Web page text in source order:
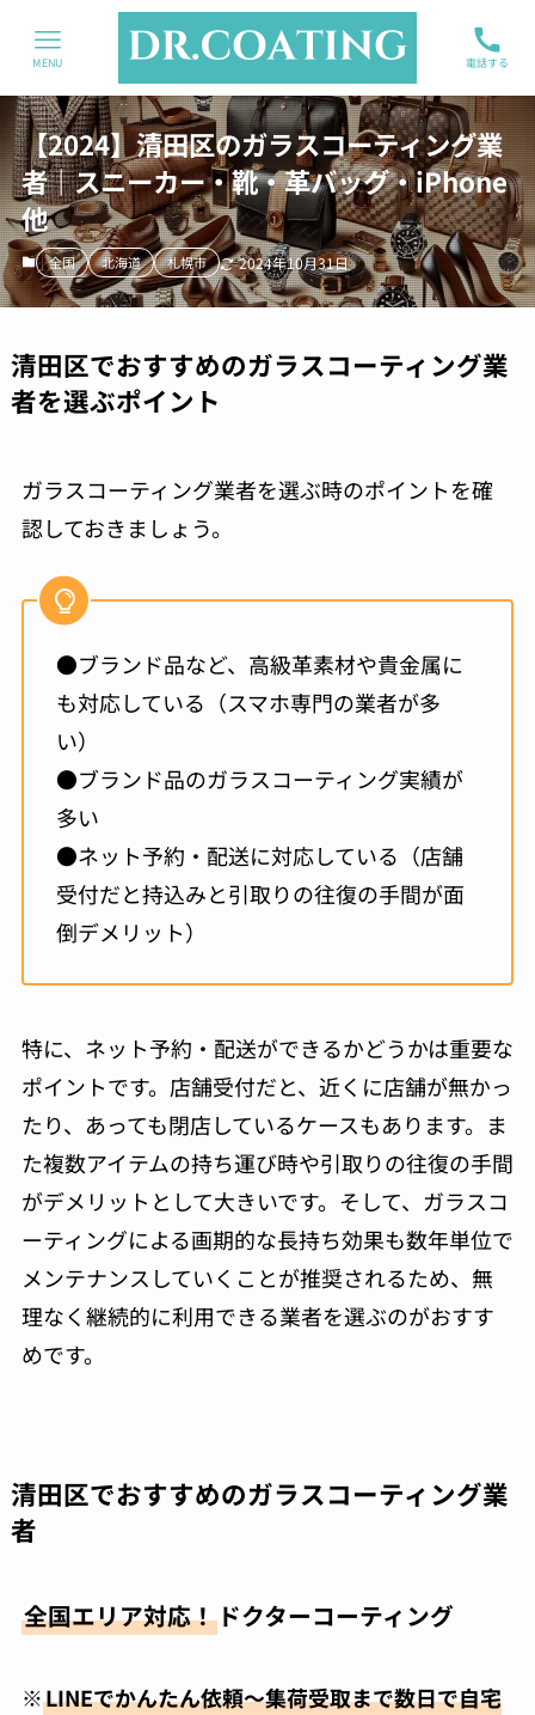
電話する
MENU
【2024】清田区のガラスコーティング業
者｜スニーカー・靴・革バッグ・iPhone
他
全国 北海道 札幌市 2024年10月31日
清田区でおすすめのガラスコーティング業
者を選ぶポイント
ガラスコーティング業者を選ぶ時のポイントを確
認しておきましょう。
●ブランド品など、高級革素材や貴金属に
も対応している（スマホ専門の業者が多
い）
●ブランド品のガラスコーティング実績が
多い
●ネット予約・配送に対応している（店舗
受付だと持込みと引取りの往復の手間が面
倒デメリット）
特に、ネット予約・配送ができるかどうかは重要な
ポイントです。店舗受付だと、近くに店舗が無かっ
たり、あっても閉店しているケースもあります。ま
た複数アイテムの持ち運び時や引取りの往復の手間
がデメリットとして大きいです。そして、ガラスコ
ーティングによる画期的な長持ち効果も数年単位で
メンテナンスしていくことが推奨されるため、無
理なく継続的に利用できる業者を選ぶのがおすす
めです。
清田区でおすすめのガラスコーティング業
者
全国エリア対応！ドクターコーティング
※LINEでかんたん依頼～集荷受取まで数日で自宅